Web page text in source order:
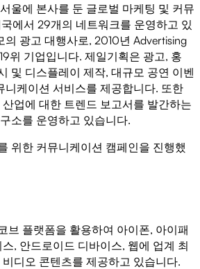
울에 본사를 둔 글로벌 마케팅 및 커뮤
에서 29개의 네트워크를 운영하고 있
의 광고 대행사로, 2010년 Advertising
위 기업입니다. 제일기획은 광고, 홍
및 디스플레이 제작, 대규모 공연 이벤
니케이션 서비스를 제공합니다. 또한
업에 대한 트렌드 보고서를 발간하는
소를 운영하고 있습니다.
위한 커뮤니케이션 캠페인을 진행했
브 플랫폼을 활용하여 아이폰, 아이패
, 안드로이드 디바이스, 웹에 업계 최
디오 콘텐츠를 제공하고 있습니다.